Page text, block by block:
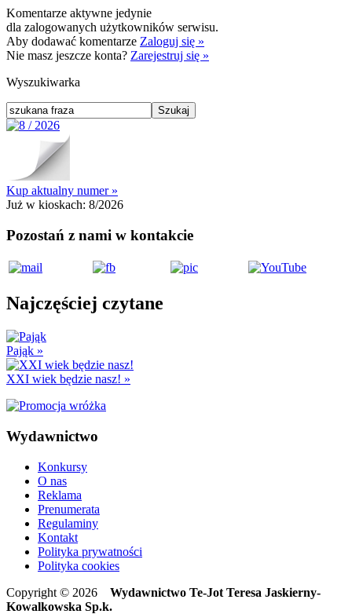
Komentarze aktywne jedynie
dla zalogowanych użytkowników serwisu.
Aby dodawać komentarze Zaloguj się »
Nie masz jeszcze konta? Zarejestruj się »
Wyszukiwarka
Kup aktualny numer »
Już w kioskach: 8/2026
Pozostań z nami w kontakcie
Najczęściej czytane
Pająk »
XXI wiek będzie nasz! »
Wydawnictwo
Konkursy
O nas
Reklama
Prenumerata
Regulaminy
Kontakt
Polityka prywatności
Polityka cookies
Copyright © 2026 Wydawnictwo Te-Jot Teresa Jaskierny-
Kowalkowska Sp.k.